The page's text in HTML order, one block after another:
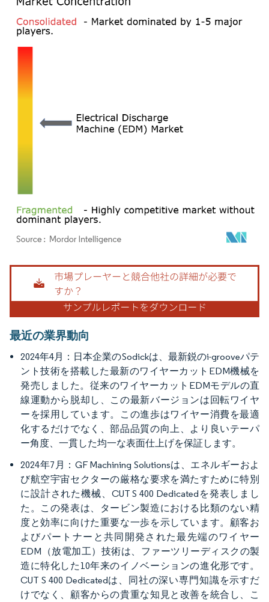
画像 © Mordor Intelligence。再利用にはCC BY 4.0の表示が必要です。
最近の業界動向
2024年4月：日本企業のSodickは、最新鋭のi-grooveパテ
ント技術を搭載した最新のワイヤーカットEDM機械を
発売しました。従来のワイヤーカットEDMモデルの直
線運動から脱却し、この最新バージョンは回転ワイヤ
ーを採用しています。この進歩はワイヤー消費を最適
化するだけでなく、部品品質の向上、より良いテーパ
ー角度、一貫した均一な表面仕上げを保証します。
2024年7月：GF Machining Solutionsは、エネルギーおよ
び航空宇宙セクターの厳格な要求を満たすために特別
に設計された機械、CUT S 400 Dedicatedを発表しまし
た。この発表は、タービン製造における比類のない精
度と効率に向けた重要な一歩を示しています。顧客お
よびパートナーと共同開発された最先端のワイヤー
EDM（放電加工）技術は、ファーツリーディスクの製
造に特化した10年来のイノベーションの進化形です。
CUT S 400 Dedicatedは、同社の深い専門知識を示すだ
けでなく、顧客からの貴重な知見と改善を統合し、こ